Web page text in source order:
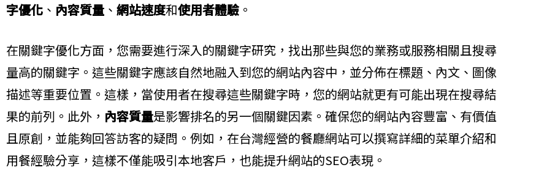
字優化 、 內容質量 、 網站速度和使用者體驗 。
在關鍵字優化方面，您需要進行深入的關鍵字研究，找出那些與您的業務或服務相關且搜尋
量高的關鍵字。這些關鍵字應該自然地融入到您的網站內容中，並分佈在標題、內文、圖像
描述等重要位置。這樣，當使用者在搜尋這些關鍵字時，您的網站就更有可能出現在搜尋結
果的前列。此外， 內容質量是影響排名的另一個關鍵因素。確保您的網站內容豐富、有價值
且原創，並能夠回答訪客的疑問。例如，在台灣經營的餐廳網站可以撰寫詳細的菜單介紹和
用餐經驗分享，這樣不僅能吸引本地客戶，也能提升網站的SEO表現。